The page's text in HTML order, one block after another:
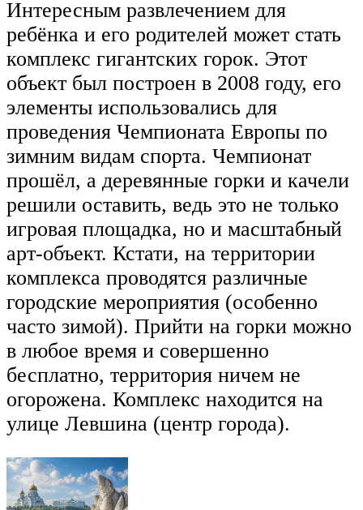
Интересным развлечением для
ребёнка и его родителей может стать
комплекс гигантских горок. Этот
объект был построен в 2008 году, его
элементы использовались для
проведения Чемпионата Европы по
зимним видам спорта. Чемпионат
прошёл, а деревянные горки и качели
решили оставить, ведь это не только
игровая площадка, но и масштабный
арт-объект. Кстати, на территории
комплекса проводятся различные
городские мероприятия (особенно
часто зимой). Прийти на горки можно
в любое время и совершенно
бесплатно, территория ничем не
огорожена. Комплекс находится на
улице Левшина (центр города).